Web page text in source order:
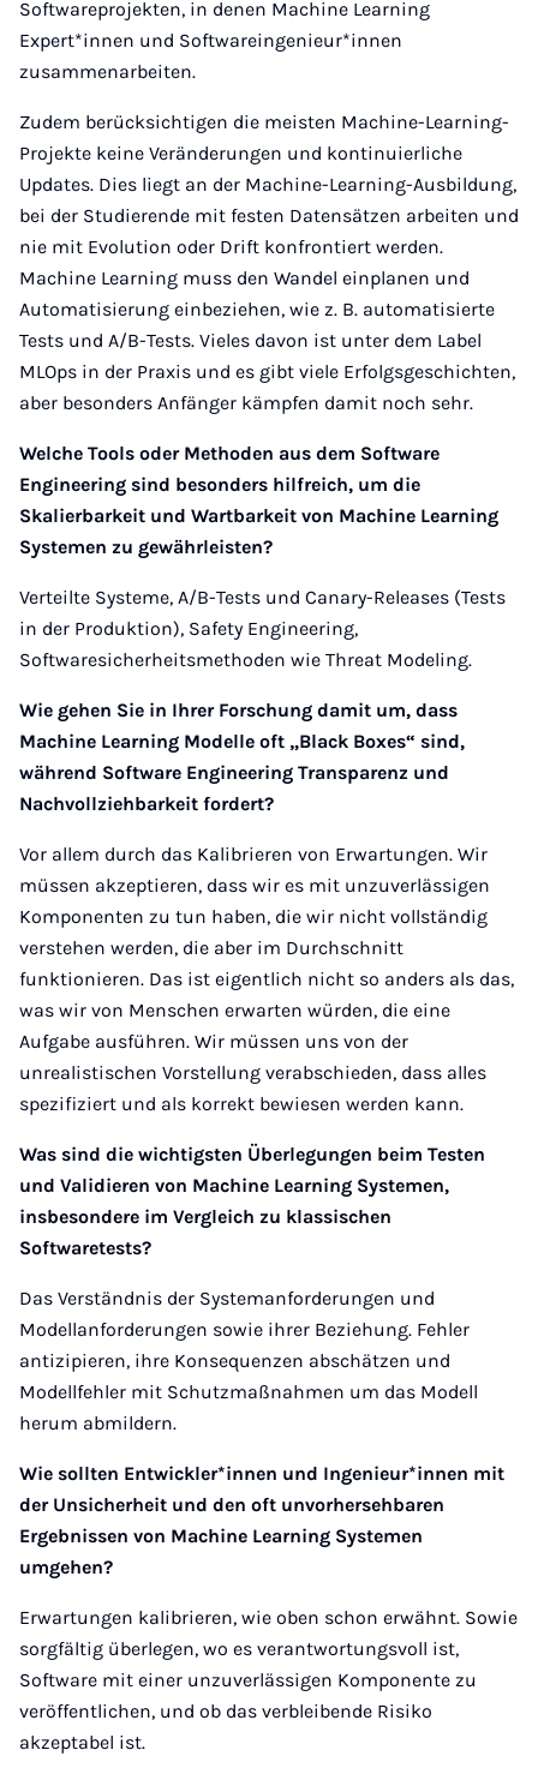
Softwareprojekten, in denen Machine Learning
Expert*innen und Softwareingenieur*innen
zusammenarbeiten.
Zudem berücksichtigen die meisten Machine-Learning-
Projekte keine Veränderungen und kontinuierliche
Updates. Dies liegt an der Machine-Learning-Ausbildung,
bei der Studierende mit festen Datensätzen arbeiten und
nie mit Evolution oder Drift konfrontiert werden.
Machine Learning muss den Wandel einplanen und
Automatisierung einbeziehen, wie z. B. automatisierte
Tests und A/B-Tests. Vieles davon ist unter dem Label
MLOps in der Praxis und es gibt viele Erfolgsgeschichten,
aber besonders Anfänger kämpfen damit noch sehr.
Welche Tools oder Methoden aus dem Software
Engineering sind besonders hilfreich, um die
Skalierbarkeit und Wartbarkeit von Machine Learning
Systemen zu gewährleisten?
Verteilte Systeme, A/B-Tests und Canary-Releases (Tests
in der Produktion), Safety Engineering,
Softwaresicherheitsmethoden wie Threat Modeling.
Wie gehen Sie in Ihrer Forschung damit um, dass
Machine Learning Modelle oft „Black Boxes“ sind,
während Software Engineering Transparenz und
Nachvollziehbarkeit fordert?
Vor allem durch das Kalibrieren von Erwartungen. Wir
müssen akzeptieren, dass wir es mit unzuverlässigen
Komponenten zu tun haben, die wir nicht vollständig
verstehen werden, die aber im Durchschnitt
funktionieren. Das ist eigentlich nicht so anders als das,
was wir von Menschen erwarten würden, die eine
Aufgabe ausführen. Wir müssen uns von der
unrealistischen Vorstellung verabschieden, dass alles
spezifiziert und als korrekt bewiesen werden kann.
Was sind die wichtigsten Überlegungen beim Testen
und Validieren von Machine Learning Systemen,
insbesondere im Vergleich zu klassischen
Softwaretests?
Das Verständnis der Systemanforderungen und
Modellanforderungen sowie ihrer Beziehung. Fehler
antizipieren, ihre Konsequenzen abschätzen und
Modellfehler mit Schutzmaßnahmen um das Modell
herum abmildern.
Wie sollten Entwickler*innen und Ingenieur*innen mit
der Unsicherheit und den oft unvorhersehbaren
Ergebnissen von Machine Learning Systemen
umgehen?
Erwartungen kalibrieren, wie oben schon erwähnt. Sowie
sorgfältig überlegen, wo es verantwortungsvoll ist,
Software mit einer unzuverlässigen Komponente zu
veröffentlichen, und ob das verbleibende Risiko
akzeptabel ist.